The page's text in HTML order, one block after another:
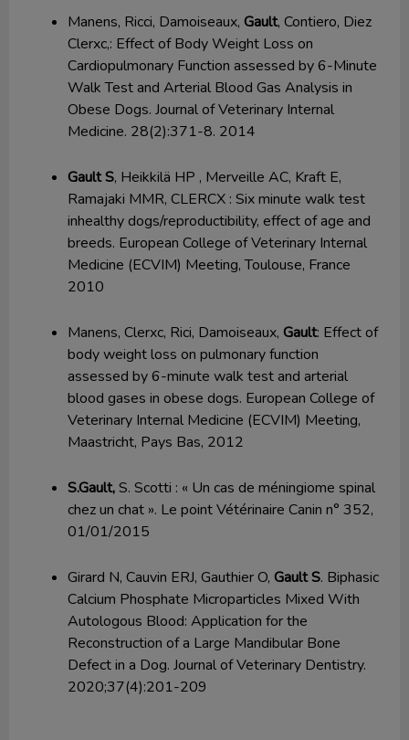
Manens, Ricci, Damoiseaux, Gault, Contiero, Diez
Clerxc,: Effect of Body Weight Loss on
Cardiopulmonary Function assessed by 6-Minute
Walk Test and Arterial Blood Gas Analysis in
Obese Dogs. Journal of Veterinary Internal
Medicine. 28(2):371-8. 2014
Gault S, Heikkilä HP , Merveille AC, Kraft E,
Ramajaki MMR, CLERCX : Six minute walk test
inhealthy dogs/reproductibility, effect of age and
breeds. European College of Veterinary Internal
Medicine (ECVIM) Meeting, Toulouse, France
2010
Manens, Clerxc, Rici, Damoiseaux, Gault: Effect of
body weight loss on pulmonary function
assessed by 6-minute walk test and arterial
blood gases in obese dogs. European College of
Veterinary Internal Medicine (ECVIM) Meeting,
Maastricht, Pays Bas, 2012
S.Gault,S. Scotti : « Un cas de méningiome spinal
chez un chat ». Le point Vétérinaire Canin n° 352,
01/01/2015
Girard N, Cauvin ERJ, Gauthier O, Gault S. Biphasic
Calcium Phosphate Microparticles Mixed With
Autologous Blood: Application for the
Reconstruction of a Large Mandibular Bone
Defect in a Dog. Journal of Veterinary Dentistry.
2020;37(4):201-209